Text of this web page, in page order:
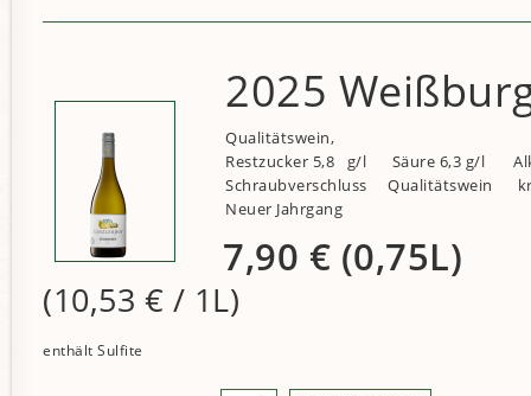
2025
Qualitätswein,
Restzucker 5,8 g/l
Säure 6,3 g/l
Schraubverschluss
Qualitätswein
Neuer Jahrgang
7,90 € (0,75L)
(10,53 € / 1L)